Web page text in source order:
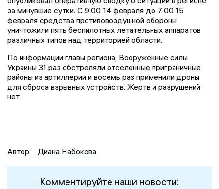
за минувшие сутки. С 9:00 14 февраля до 7:00 15
февраля средства противовоздушной обороны
уничтожили пять беспилотных летательных аппаратов
различных типов над территорией области.
По информации главы региона, Вооружённые силы
Украины 31 раз обстреляли отселённые приграничные
районы из артиллерии и восемь раз применили дроны
для сброса взрывных устройств. Жертв и разрушений
нет.
Автор: Диана Набокова
Комментируйте наши новости: